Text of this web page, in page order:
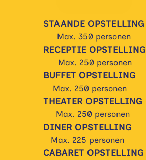
STAANDE OPSTELLING
Max. 350 personen
RECEPTIE OPSTELLING
Max. 250 personen
BUFFET OPSTELLING
Max. 250 personen
THEATER OPSTELLING
Max. 250 personen
DINER OPSTELLING
Max. 225 personen
CABARET OPSTELLING